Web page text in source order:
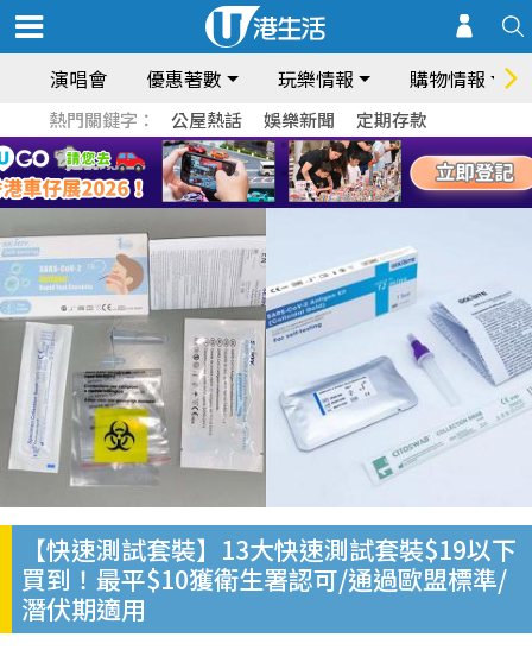
演唱會 優惠著數 玩樂情報 購物情報
熱門關鍵字： 公屋熱話 娛樂新聞 定期存款
【快速測試套裝】13大快速測試套裝$19以下
買到！最平$10獲衛生署認可/通過歐盟標準/
潛伏期適用